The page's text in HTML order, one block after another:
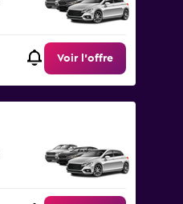
Voir l’offre